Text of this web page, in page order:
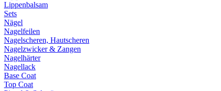
Lippenbalsam
Sets
Nägel
Nagelfeilen
Nagelscheren, Hautscheren
Nagelzwicker & Zangen
Nagelhärter
Nagellack
Base Coat
Top Coat